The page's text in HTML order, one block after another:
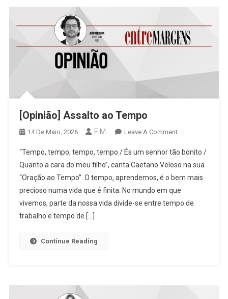
[Opinião] Assalto ao Tempo
14 De Maio, 2026 E.M. Leave A CommentOn
Assalto
Ao
Tempo
“Tempo, tempo, tempo, tempo / És um senhor tão bonito /
Quanto a cara do meu filho”, canta Caetano Veloso na sua
“Oração ao Tempo”. O tempo, aprendemos, é o bem mais
precioso numa vida que é finita. No mundo em que
vivemos, parte da nossa vida divide-se entre tempo de
trabalho e tempo de […]
Continue Reading